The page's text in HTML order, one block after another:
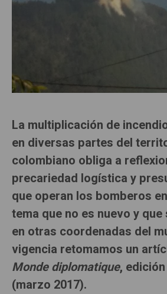
La multiplicación de
en diversas partes del
colombiano obliga a
precariedad logística y
que operan los bomberos
tema que no es nuevo y
en otras coordenadas del
vigencia retomamos un
Monde diplomatique,
(marzo 2017).